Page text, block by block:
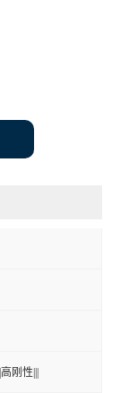
刚性|||